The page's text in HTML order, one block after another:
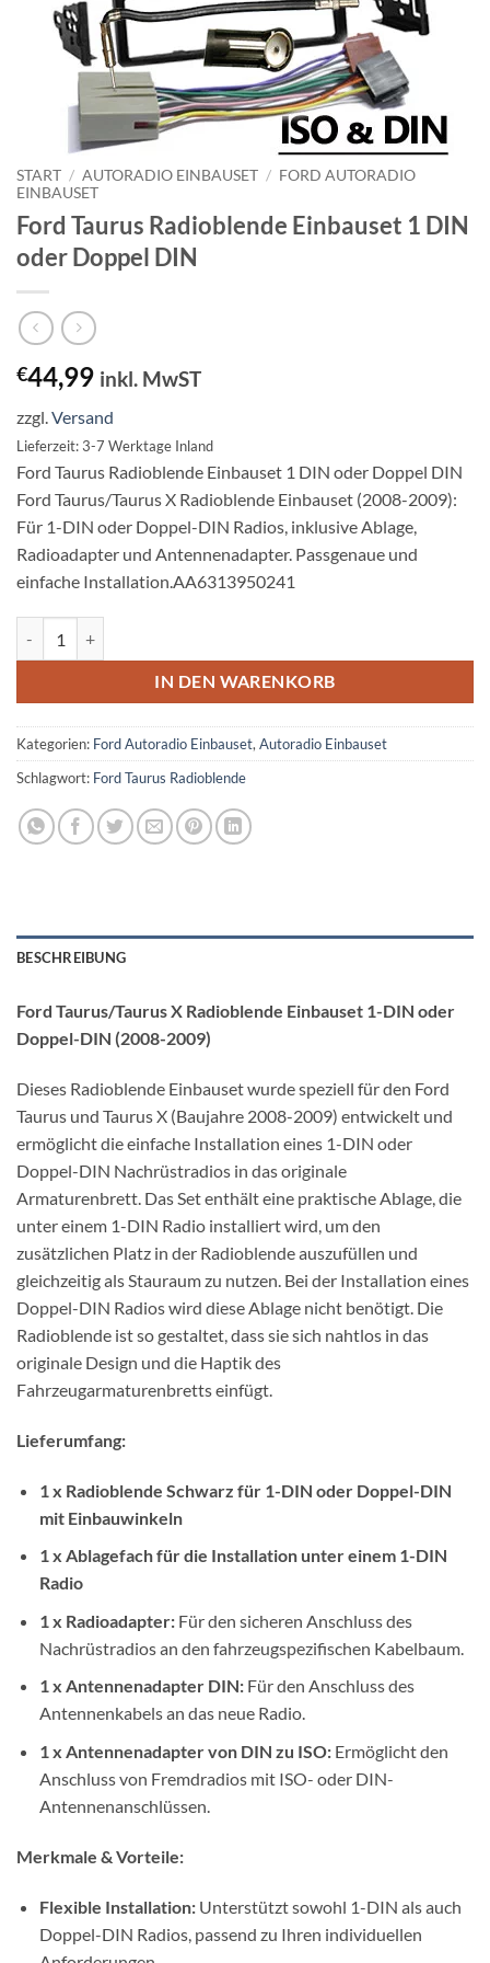
START / AUTORADIO EINBAUSET / FORD AUTORADIO
EINBAUSET
Ford Taurus Radioblende Einbauset 1 DIN
oder Doppel DIN
€44,99 inkl. MwST
zzgl. Versand
Lieferzeit: 3-7 Werktage Inland
Ford Taurus Radioblende Einbauset 1 DIN oder Doppel DIN
Ford Taurus/Taurus X Radioblende Einbauset (2008-2009):
Für 1-DIN oder Doppel-DIN Radios, inklusive Ablage,
Radioadapter und Antennenadapter. Passgenaue und
einfache Installation.AA6313950241
IN DEN WARENKORB
Kategorien: Ford Autoradio Einbauset,Autoradio Einbauset
Schlagwort: Ford Taurus Radioblende
BESCHREIBUNG
Ford Taurus/Taurus X Radioblende Einbauset 1-DIN oder
Doppel-DIN (2008-2009)
Dieses Radioblende Einbauset wurde speziell für den Ford
Taurus und Taurus X (Baujahre 2008-2009) entwickelt und
ermöglicht die einfache Installation eines 1-DIN oder
Doppel-DIN Nachrüstradios in das originale
Armaturenbrett. Das Set enthält eine praktische Ablage, die
unter einem 1-DIN Radio installiert wird, um den
zusätzlichen Platz in der Radioblende auszufüllen und
gleichzeitig als Stauraum zu nutzen. Bei der Installation eines
Doppel-DIN Radios wird diese Ablage nicht benötigt. Die
Radioblende ist so gestaltet, dass sie sich nahtlos in das
originale Design und die Haptik des
Fahrzeugarmaturenbretts einfügt.
Lieferumfang:
1 x Radioblende Schwarz für 1-DIN oder Doppel-DIN
mit Einbauwinkeln
1 x Ablagefach für die Installation unter einem 1-DIN
Radio
1 x Radioadapter:Für den sicheren Anschluss des
Nachrüstradios an den fahrzeugspezifischen Kabelbaum.
1 x Antennenadapter DIN:Für den Anschluss des
Antennenkabels an das neue Radio.
1 x Antennenadapter von DIN zu ISO:Ermöglicht den
Anschluss von Fremdradios mit ISO- oder DIN-
Antennenanschlüssen.
Merkmale & Vorteile:
Flexible Installation:Unterstützt sowohl 1-DIN als auch
Doppel-DIN Radios, passend zu Ihren individuellen